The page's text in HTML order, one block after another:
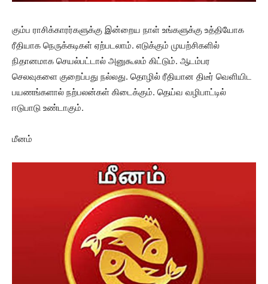
கும்ப ராசிக்காரர்களுக்கு இன்றைய நாள் உங்களுக்கு உத்தியோக
ரீதியாக நெருக்கடிகள் ஏற்படலாம். எடுக்கும் முயற்சிகளில்
நிதானமாக செயல்பட்டால் அனுகூலம் கிட்டும். ஆடம்பர
செலவுகளை குறைப்பது நல்லது. தொழில் ரீதியான திடீர் வெளியிட
பயணங்களால் நற்பலன்கள் கிடைக்கும். தெய்வ வழிபாட்டில்
ஈடுபாடு உண்டாகும்.
மீனம்